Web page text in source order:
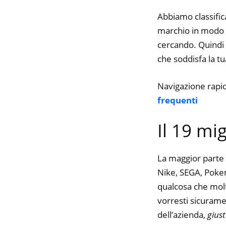
Abbiamo
marchio in
cercando.
che soddisfa la
Navigazione
frequenti
Il 19
La maggior
Nike, SEGA,
qualcosa che
vorresti
dell’azienda,